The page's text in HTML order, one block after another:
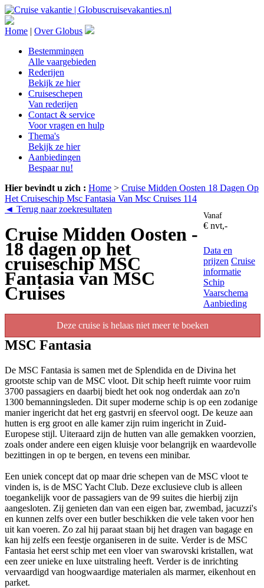
Home | Over Globus
Bestemmingen
Alle vaargebieden
Rederijen
Bekijk ze hier
Cruiseschepen
Van rederijen
Contact & service
Voor vragen en hulp
Thema's
Bekijk ze hier
Aanbiedingen
Bespaar nu!
Hier bevindt u zich : Home > Cruise Midden Oosten 18 Dagen Op
Het Cruiseschip Msc Fantasia Van Msc Cruises 114
◄ Terug naar zoekresultaten
Cruise Midden Oosten -
18 dagen op het
cruiseschip MSC
Fantasia van MSC
Cruises
Vanaf
€ nvt,-
Data en
prijzen Cruise
informatie
Schip
Vaarschema
Aanbieding
Deze cruise is helaas niet meer te boeken
MSC Fantasia
De MSC Fantasia is samen met de Splendida en de Divina het
grootste schip van de MSC vloot. Dit schip heeft ruimte voor ruim
3700 passagiers en daarbij biedt het ook nog onderdak aan zo'n
1300 bemanningsleden. Dit super moderne schip is op een zodanige
manier ingericht dat het erg gastvrij en sfeervol oogt. De keuze aan
hutten is erg groot en alle kamer zijn ruim ingericht in Zuid-
Europese stijl. Uiteraard zijn de hutten van alle gemakken voorzien,
zoals onder andere een eigen kluisje voor belangrijk en waardevolle
bezittingen in op te bergen, en tevens een minibar.
Een uniek concept dat op maar drie schepen van de MSC vloot te
vinden is, is de MSC Yacht Club. Deze exclusieve club is alleen
toegankelijk voor de passagiers van de 99 suites die hierbij zijn
aangesloten. Zij genieten dan van een eigen bar, zwembad, jacuzzi's
en kunnen zelfs over een butler beschikken die vele taken voor hen
uit kan voeren. Zo zal hij paraat staan bij het dragen van bagage en
kan hij zelfs een feestje organiseren in de suite. Verder is de MSC
Fantasia het eerst schip met een vloer van swarovski kristallen, wat
een zeer unieke en luxe uitstraling heeft. Verder is de inrichting
vervaardigd van hoogwaardige materialen als marmer, eikenhout en
parket.